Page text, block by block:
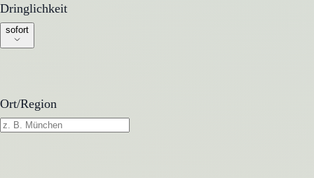
Dringlichkeit
Dringlichkeit
sofort
Ort/Region